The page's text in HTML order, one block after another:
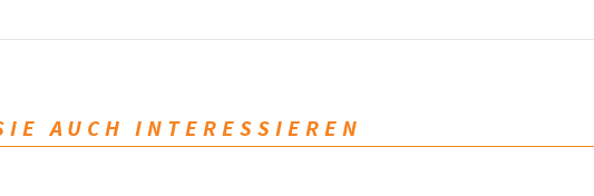
AUCH INTERESSIEREN